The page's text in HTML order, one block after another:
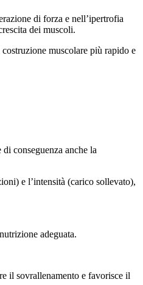
di forza e nell’ipertrofia
dei muscoli.
muscolare più rapido e
conseguenza anche la
e l’intensità (carico sollevato),
adeguata.
il sovrallenamento e favorisce il